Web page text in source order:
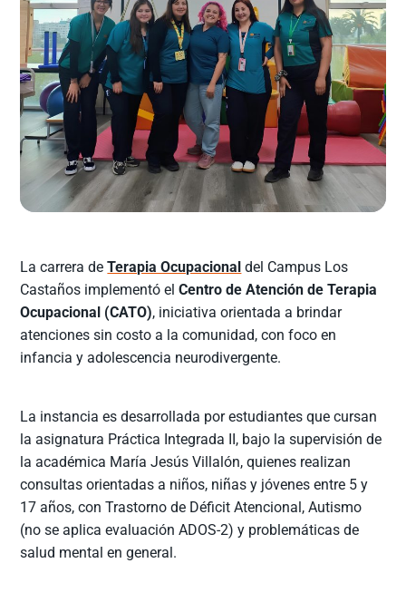
La carrera deTerapia Ocupacional del Campus Los
Castaños implementó elCentro de Atención de Terapia
Ocupacional (CATO), iniciativa orientada a brindar
atenciones sin costo a la comunidad, con foco en
infancia y adolescencia neurodivergente.
La instancia es desarrollada por estudiantes que cursan
la asignatura Práctica Integrada II, bajo la supervisión de
la académica María Jesús Villalón, quienes realizan
consultas orientadas a niños, niñas y jóvenes entre 5 y
17 años, con Trastorno de Déficit Atencional, Autismo
(no se aplica evaluación ADOS-2) y problemáticas de
salud mental en general.